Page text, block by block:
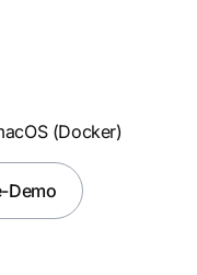
Demo
(Docker)